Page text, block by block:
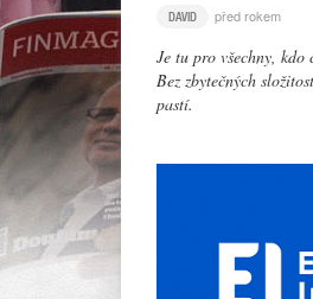
DAVID před rokem
Je tu pro všechny,
Bez zbytečných
pastí.